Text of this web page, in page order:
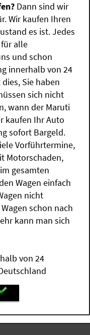
Dann sind wir
Wir kaufen Ihren
es ist. Jedes
alle
und schon
innerhalb von 24
Sie haben
sich nicht
wann der Maruti
kaufen Ihr Auto
sofort Bargeld.
Vorführtermine,
Motorschaden,
gesamten
Wagen einfach
nicht
schon nach
kann man sich
von 24